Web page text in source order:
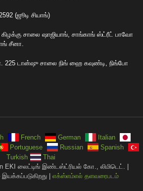
(ஜூடி சியாங்)
சாலை ஷாஜியாங், சாங்காங் ஸ்ட்ரீட் பாவோ
சீனா.
225 டான்ஷு சாலை நிங் ஹை கவுண்டி, நிங்போ
French German
Italian
Portuguese Russian
Spanish
Turkish
Thai
EKI லைட்டிங் இண்டஸ்ட்ரியல் கோ., லிமிடெட். |
| எக்ஸ்எம்எல் தளவரைபடம்